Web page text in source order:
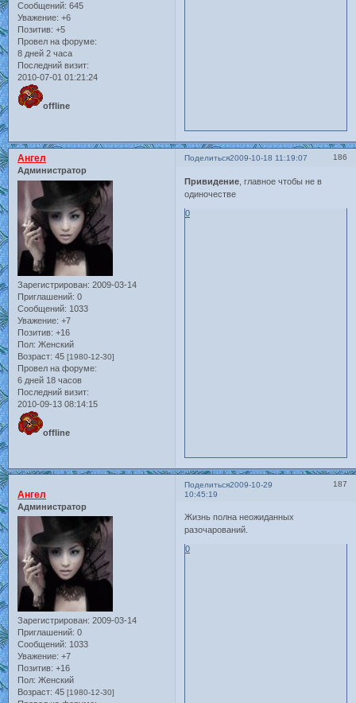
Сообщений: 645
Уважение: +6
Позитив: +5
Провел на форуме:
8 дней 2 часа
Последний визит:
2010-07-01 01:21:24
offline
Поделиться 186
2009-10-18 11:19:07
Ангел
Администратор
Зарегистрирован: 2009-03-14
Приглашений: 0
Сообщений: 1033
Уважение: +7
Позитив: +16
Пол: Женский
Возраст: 45 [1980-12-30]
Провел на форуме:
6 дней 18 часов
Последний визит:
2010-09-13 08:14:15
offline
Привидение , главное чтобы не в
одиночестве
0
Поделиться 187
2009-10-29
10:45:19
Ангел
Администратор
Зарегистрирован: 2009-03-14
Приглашений: 0
Сообщений: 1033
Уважение: +7
Позитив: +16
Пол: Женский
Возраст: 45 [1980-12-30]
Жизнь полна неожиданных
разочарований.
0